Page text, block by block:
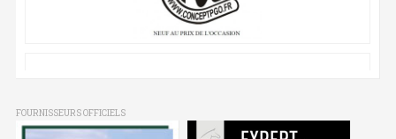
FOURNISSEURS OFFICIELS